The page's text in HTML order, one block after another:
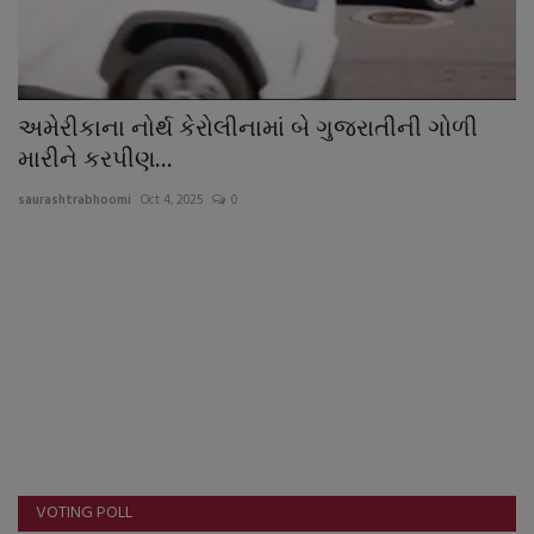
About Author
Contact
Dipotsav Special
આંતરરાષ્ટ્રીય
બજારના સમાચાર
અમેરીકાના નોર્થ કેરોલીનામાં બે ગુજરાતીની ગોળી
મારીને કરપીણ...
saurashtrabhoomi Oct 4, 2025 0
VOTING POLL